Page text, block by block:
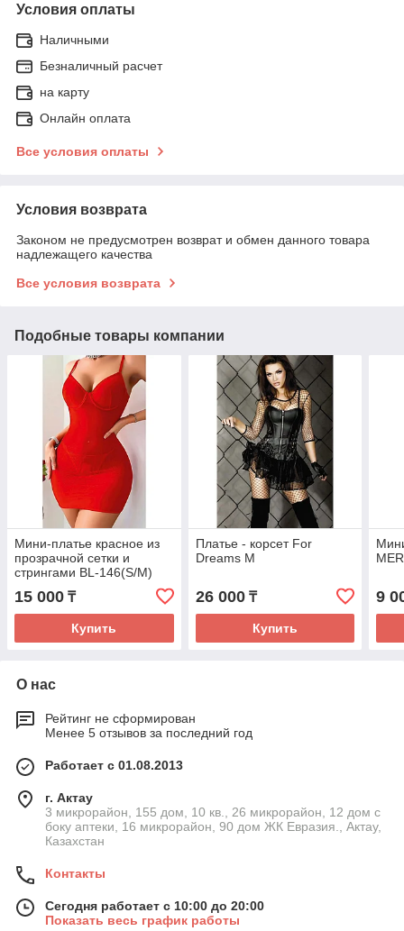
Условия оплаты
Наличными
Безналичный расчет
на карту
Онлайн оплата
Все условия оплаты
Условия возврата
Законом не предусмотрен возврат и обмен данного товара
надлежащего качества
Все условия возврата
Подобные товары компании
Мини-платье красное из
прозрачной сетки и
стрингами BL-146(S/M)
Lily Bianca
15 000 ₸
Купить
Платье - корсет For
Dreams M
26 000₸
Купить
9
О нас
Рейтинг не сформирован
Менее 5 отзывов за последний год
Работает с 01.08.2013
г. Актау
3 микрорайон, 155 дом, 10 кв., 26 микрорайон, 12 дом с
боку аптеки, 16 микрорайон, 90 дом ЖК Евразия., Актау,
Казахстан
Контакты
Сегодня работает с 10:00 до 20:00
Показать весь график работы